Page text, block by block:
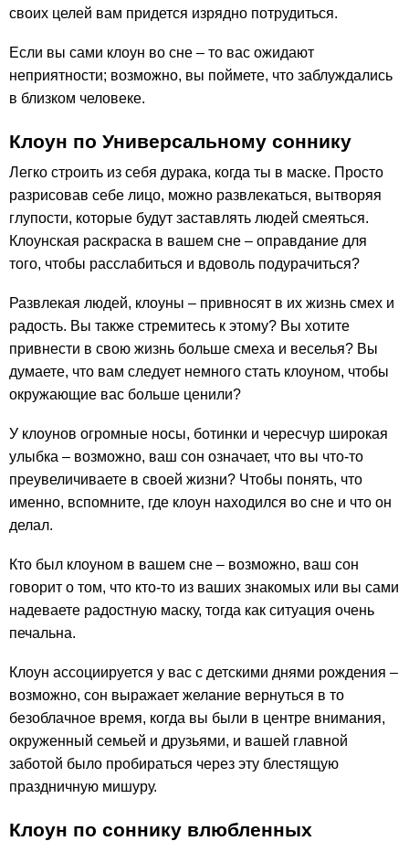
своих целей вам придется изрядно потрудиться.
Если вы сами клоун во сне – то вас ожидают
неприятности; возможно, вы поймете, что заблуждались
в близком человеке.
Клоун по Универсальному соннику
Легко строить из себя дурака, когда ты в маске. Просто
разрисовав себе лицо, можно развлекаться, вытворяя
глупости, которые будут заставлять людей смеяться.
Клоунская раскраска в вашем сне – оправдание для
того, чтобы расслабиться и вдоволь подурачиться?
Развлекая людей, клоуны – привносят в их жизнь смех и
радость. Вы также стремитесь к этому? Вы хотите
привнести в свою жизнь больше смеха и веселья? Вы
думаете, что вам следует немного стать клоуном, чтобы
окружающие вас больше ценили?
У клоунов огромные носы, ботинки и чересчур широкая
улыбка – возможно, ваш сон означает, что вы что-то
преувеличиваете в своей жизни? Чтобы понять, что
именно, вспомните, где клоун находился во сне и что он
делал.
Кто был клоуном в вашем сне – возможно, ваш сон
говорит о том, что кто-то из ваших знакомых или вы сами
надеваете радостную маску, тогда как ситуация очень
печальна.
Клоун ассоциируется у вас с детскими днями рождения –
возможно, сон выражает желание вернуться в то
безоблачное время, когда вы были в центре внимания,
окруженный семьей и друзьями, и вашей главной
заботой было пробираться через эту блестящую
праздничную мишуру.
Клоун по соннику влюбленных